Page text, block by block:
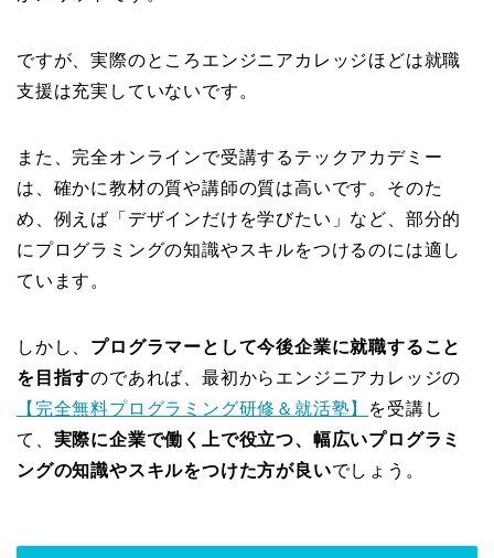
ですが、実際のところエンジニアカレッジほどは就職
支援は充実していないです。
また、完全オンラインで受講するテックアカデミー
は、確かに教材の質や講師の質は高いです。そのた
め、例えば「デザインだけを学びたい」など、部分的
にプログラミングの知識やスキルをつけるのには適し
ています。
しかし、 プログラマーとして今後企業に就職すること
を目指すのであれば、最初からエンジニアカレッジの
【完全無料プログラミング研修＆就活塾】
を受講し
て、 実際に企業で働く上で役立つ、幅広いプログラミ
ングの知識やスキルをつけた方が良いでしょう。